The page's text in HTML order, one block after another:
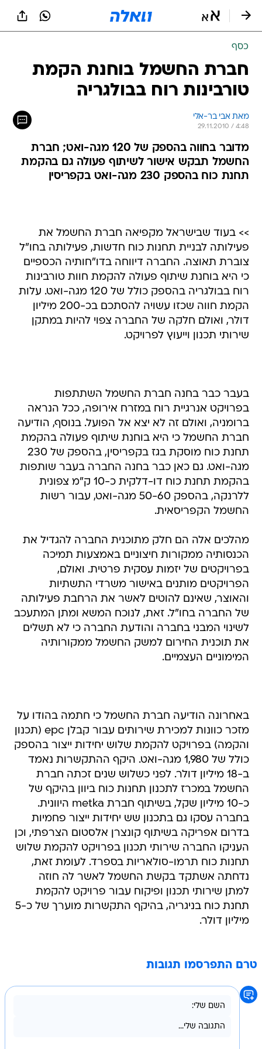
כסף
חברת החשמל בוחנת הקמת
טורבינות רוח בבולגריה
מאת אבי בר-אלי
29.11.2010 / 4:48
מדובר בחווה בהספק של 120 מגה-ואט; חברת
החשמל תבקש אישור לשיתוף פעולה גם בהקמת
תחנת כוח בהספק 230 מגה-ואט בקפריסין
>> בעוד שבישראל מקפיאה חברת החשמל את
פעילותה לבניית תחנות כוח חדשות, פעילותה בחו"ל
צוברת תאוצה. החברה דיווחה בדו"חותיה הכספיים
כי היא בוחנת שיתוף פעולה להקמת חוות טורבינות
רוח בבולגריה בהספק כולל של 120 מגה-ואט. עלות
הקמת חווה שכזו עשויה להסתכם בכ-200 מיליון
דולר, ואולם חלקה של החברה צפוי להיות במתקן
שירותי תכנון וייעוץ לפרויקט.
בעבר כבר בחנה חברת החשמל השתתפות
בפרויקט אנרגיית רוח במזרח אירופה, ככל הנראה
ברומניה, ואולם זה לא יצא אל הפועל. בנוסף, הודיעה
חברת החשמל כי היא בוחנת שיתוף פעולה בהקמת
תחנת כוח מוסקת בגז בקפריסין, בהספק של 230
מגה-ואט. גם כאן כבר בחנה החברה בעבר שותפות
בהקמת תחנת כוח דו-דלקית כ-10 ק"מ צפונית
ללרנקה, בהספק 50-60 מגה-ואט, עבור רשות
החשמל הקפריסאית.
מהלכים אלה הם חלק מתוכנית החברה להגדיל את
הכנסותיה ממקורות חיצוניים באמצעות תמיכה
בפרויקטים של יזמות עסקית פרטית. ואולם,
הפרויקטים מותנים באישור משרדי התשתיות
והאוצר, שאינם להוטים לאשר את הרחבת פעילותה
של החברה בחו"ל. זאת, לנוכח המשא ומתן המתעכב
לשינוי המבני בחברה והודעת החברה כי לא תשלים
את תוכנית החירום למשק החשמל ממקורותיה
המימוניים העצמיים.
באחרונה הודיעה חברת החשמל כי חתמה בהודו על
מזכר כוונות למכירת שירותים עבור קבלן epc (תכנון
והקמה) בפרויקט להקמת שלוש יחידות ייצור בהספק
כולל של 1,980 מגה-ואט. היקף ההתקשרות נאמד
ב-18 מיליון דולר. לפני כשלוש שנים זכתה חברת
החשמל במכרז לתכנון תחנות כוח ביוון בהיקף של
כ-10 מיליון שקל, בשיתוף חברת metka היוונית.
בחברה עסקו גם בתכנון שש יחידות ייצור פחמיות
בדרום אפריקה בשיתוף קונצרן אלסטום הצרפתי, וכן
העניקו החברה שירותי תכנון בפרויקט להקמת שלוש
תחנות כוח תרמו-סולאריות בספרד. לעומת זאת,
נדחתה אשתקד בקשת החשמל לאשר לה חוזה
למתן שירותי תכנון ופיקוח עבור פרויקט להקמת
תחנת כוח בניגריה, בהיקף התקשרות מוערך של כ-5
מיליון דולר.
טרם התפרסמו תגובות